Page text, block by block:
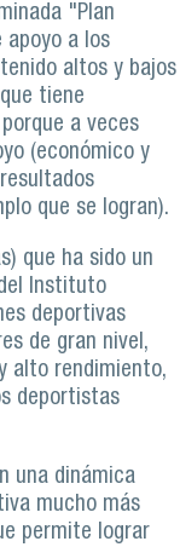
"Plan
apoyo a los
altos y bajos
tiene
a veces
(económico y
que se logran).
que ha sido un
Instituto
deportivas
de gran nivel,
alto rendimiento,
deportistas
una dinámica
mucho más
permite lograr